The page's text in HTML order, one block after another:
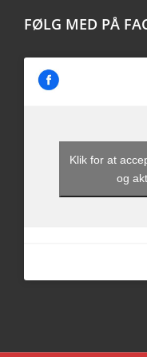
FØLG MED PÅ
Klik for at
og